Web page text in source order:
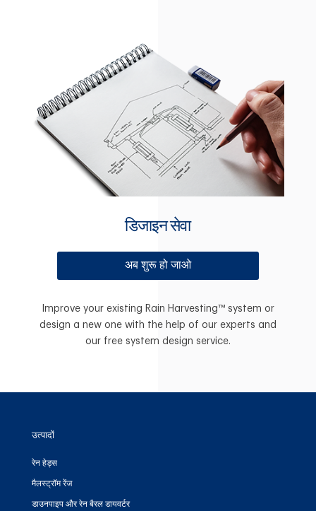
डिजाइन सेवा
अब शुरू हो जाओ
Improve your existing Rain Harvesting™ system or
design a new one with the help of our experts and
our free system design service.
उत्पादों
रेन हेड्स
मैलस्ट्रॉम रेंज
डाउनपाइप और रेन बैरल डायवर्टर